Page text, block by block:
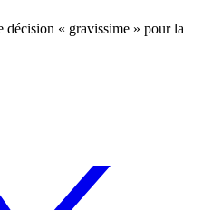
décision « gravissime » pour la